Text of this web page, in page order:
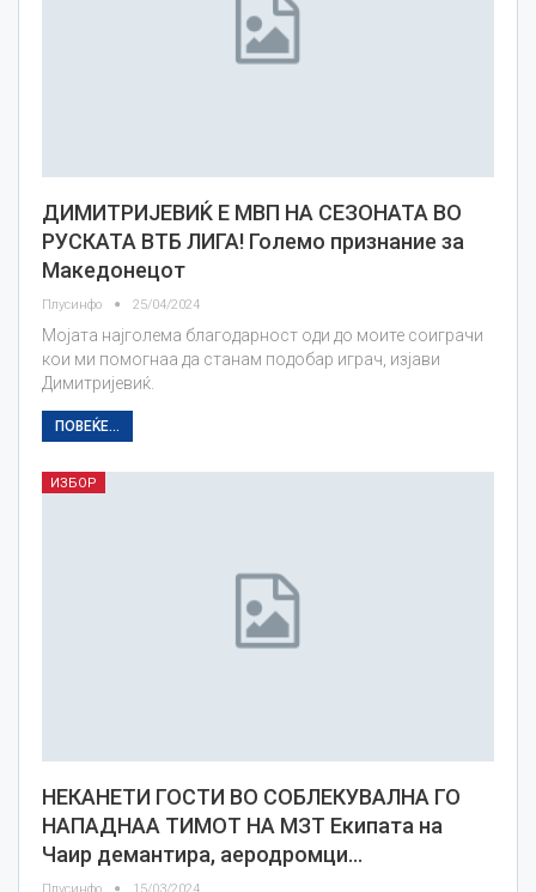
ДИМИТРИЈЕВИЌ Е МВП НА СЕЗОНАТА ВО
РУСКАТА ВТБ ЛИГА! Големо признание за
Македонецот
Плусинфо 25/04/2024
Мојата најголема благодарност оди до моите соиграчи
кои ми помогнаа да станам подобар играч, изјави
Димитријевиќ.
ПОВЕЌЕ...
ИЗБОР
НЕКАНЕТИ ГОСТИ ВО СОБЛЕКУВАЛНА ГО
НАПАДНАА ТИМОТ НА МЗТ Екипата на
Чаир демантира, аеродромци…